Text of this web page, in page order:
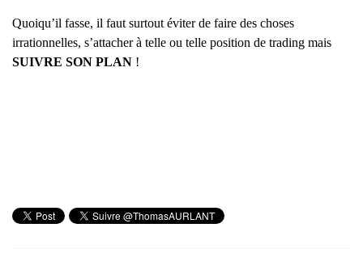
Quoiqu’il fasse, il faut surtout éviter de faire des choses
irrationnelles, s’attacher à telle ou telle position de trading mais
SUIVRE SON PLAN !